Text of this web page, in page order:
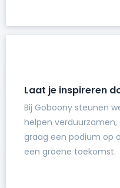
Laat je inspireren
Bij Goboony steunen
helpen
graag een podium op
een groene toekomst.